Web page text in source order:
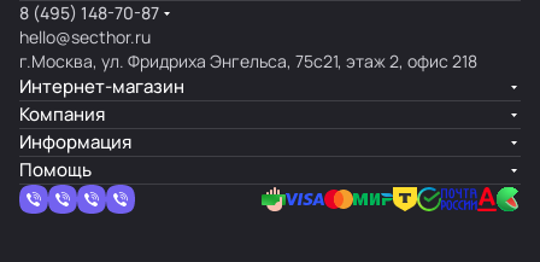
8 (495) 148-70-87
hello@secthor.ru
г.Москва, ул. Фридриха Энгельса, 75с21, этаж 2, офис 218
Интернет-магазин
Компания
Информация
Помощь